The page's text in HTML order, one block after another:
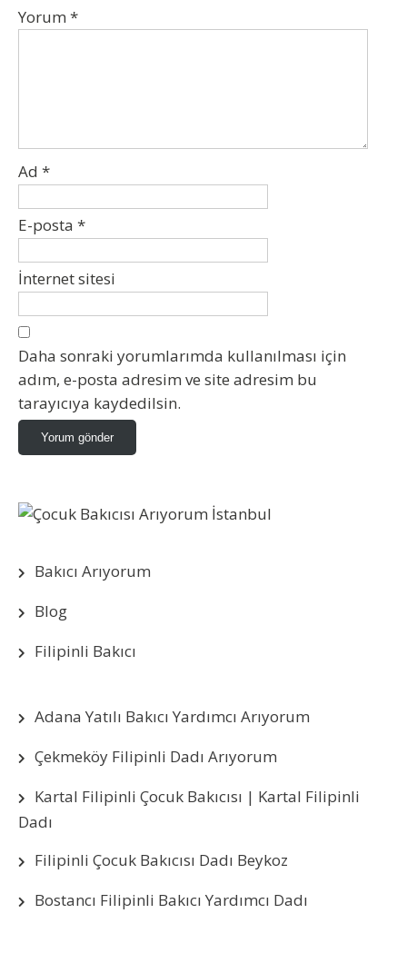
Yorum *
Ad *
E-posta *
İnternet sitesi
Daha sonraki yorumlarımda kullanılması için
adım, e-posta adresim ve site adresim bu
tarayıcıya kaydedilsin.
Bakıcı Arıyorum
Blog
Filipinli Bakıcı
Adana Yatılı Bakıcı Yardımcı Arıyorum
Çekmeköy Filipinli Dadı Arıyorum
Kartal Filipinli Çocuk Bakıcısı | Kartal Filipinli
Dadı
Filipinli Çocuk Bakıcısı Dadı Beykoz
Bostancı Filipinli Bakıcı Yardımcı Dadı